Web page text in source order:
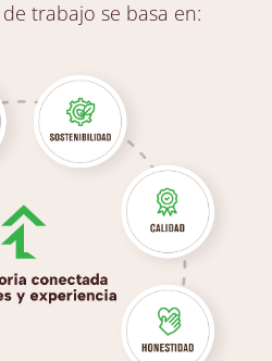
trabajo se basa en: